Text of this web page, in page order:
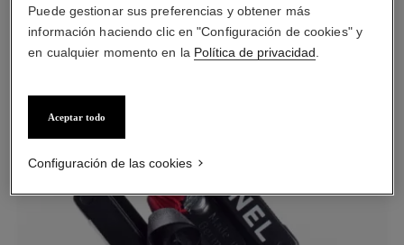
Puede gestionar sus preferencias y obtener más
información haciendo clic en "Configuración de cookies" y
en cualquier momento en la Política de privacidad
Aceptar todo
Configuración de las cookies